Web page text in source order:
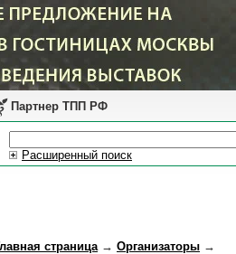
Партнер ТПП РФ
Расширенный поиск
страница→ Организаторы →